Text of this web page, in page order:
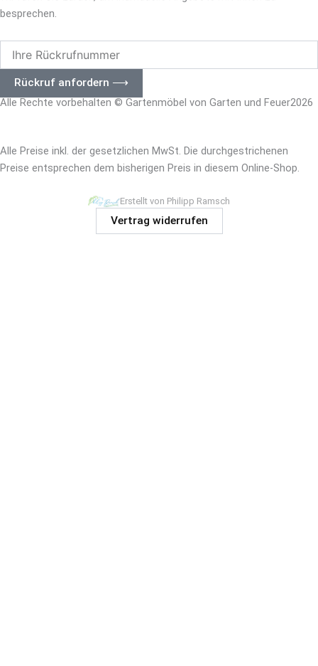
besprechen.
Rückrufnummer
Rückruf anfordern ⟶
Alle Rechte vorbehalten © Gartenmöbel von Garten und Feuer2026
Alle Preise inkl. der gesetzlichen MwSt. Die durchgestrichenen
Preise entsprechen dem bisherigen Preis in diesem Online-Shop.
Erstellt von Philipp Ramsch
Vertrag widerrufen